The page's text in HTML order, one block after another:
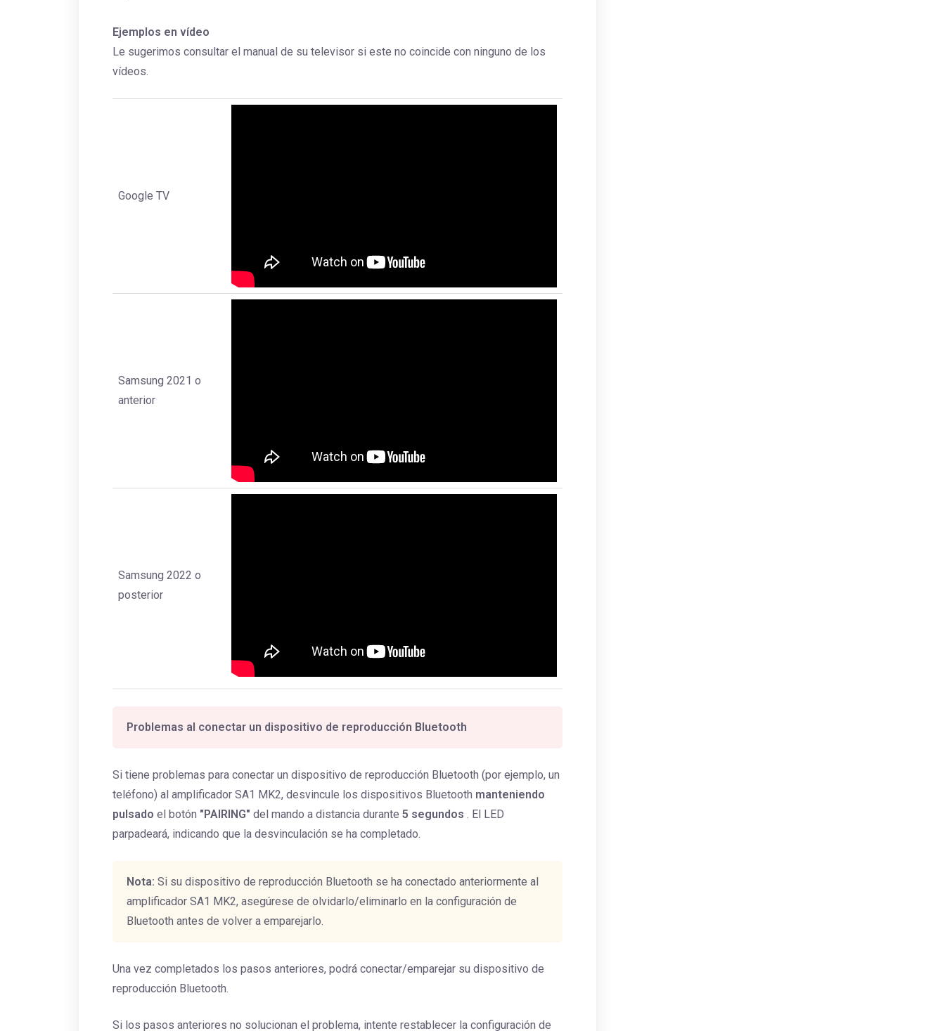
Ejemplos en vídeo
Le sugerimos consultar el manual de su televisor si este no coincide con ninguno de los
vídeos.
Google TV
Samsung 2021 o
anterior
Samsung 2022 o
posterior
Problemas al conectar un dispositivo de reproducción Bluetooth
Si tiene problemas para conectar un dispositivo de reproducción Bluetooth (por ejemplo, un
teléfono) al amplificador SA1 MK2, desvincule los dispositivos Bluetooth manteniendo
pulsado el botón "PAIRING" del mando a distancia durante 5 segundos . El LED
parpadeará, indicando que la desvinculación se ha completado.
Nota: Si su dispositivo de reproducción Bluetooth se ha conectado anteriormente al
amplificador SA1 MK2, asegúrese de olvidarlo/eliminarlo en la configuración de
Bluetooth antes de volver a emparejarlo.
Una vez completados los pasos anteriores, podrá conectar/emparejar su dispositivo de
reproducción Bluetooth.
Si los pasos anteriores no solucionan el problema, intente restablecer la configuración de